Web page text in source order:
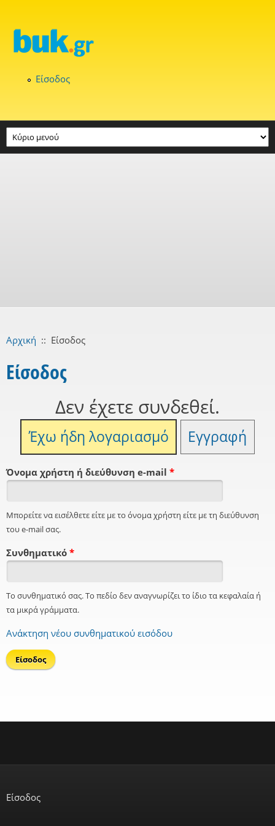
Είσοδος
Αρχική :: Είσοδος
Είσοδος
Δεν έχετε συνδεθεί.
Έχω ήδη λογαριασμό Εγγραφή
Όνομα χρήστη ή διεύθυνση e-mail *
Μπορείτε να εισέλθετε είτε με το όνομα χρήστη είτε με τη διεύθυνση
του e-mail σας.
Συνθηματικό *
Το συνθηματικό σας. Το πεδίο δεν αναγνωρίζει το ίδιο τα κεφαλαία ή
τα μικρά γράμματα.
Ανάκτηση νέου συνθηματικού εισόδου
Είσοδος